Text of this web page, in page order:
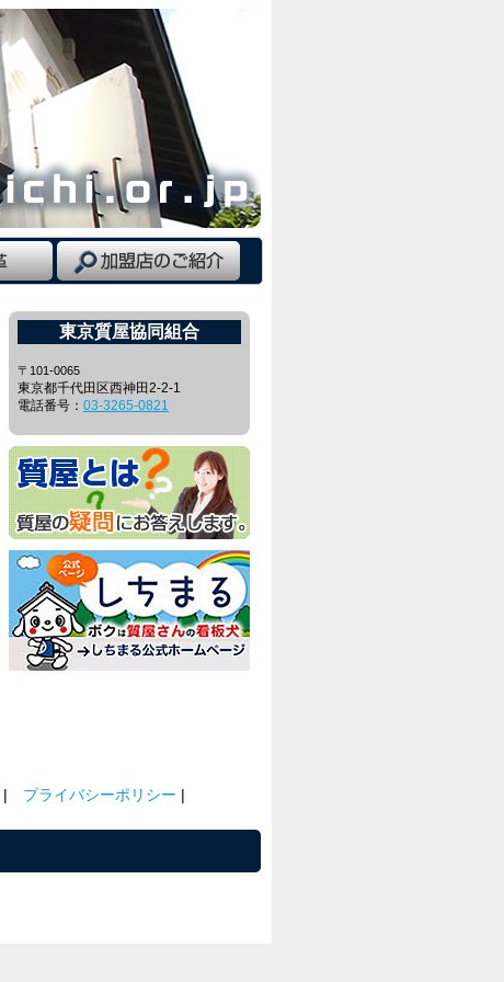
東京質屋協同組合
〒101-0065
東京都千代田区西神田2-2-1
電話番号： 03-3265-0821
プライバシーポリシー